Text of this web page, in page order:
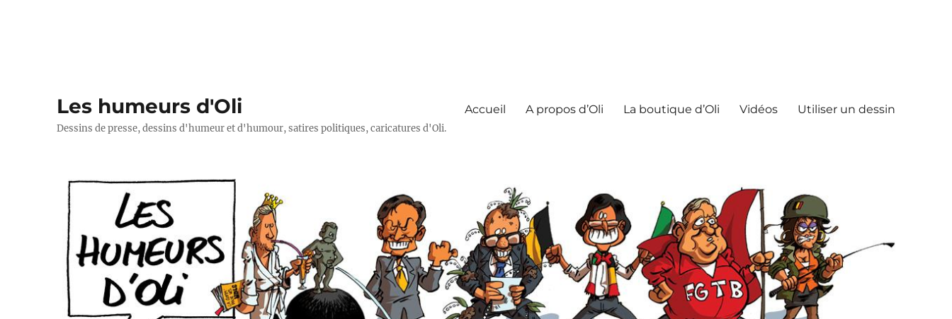
Les humeurs d'Oli
Dessins de presse, dessins d'humeur et d'humour, satires politiques, caricatures d'Oli.
Accueil A propos d’Oli La boutique d’Oli Vidéos Utiliser un dessin